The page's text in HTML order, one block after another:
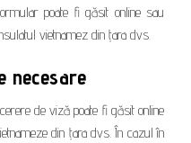
poate fi găsit online sau
vietnamez din țara dvs.
necesare
de viză poate fi găsit online
din țara dvs. În cazul în